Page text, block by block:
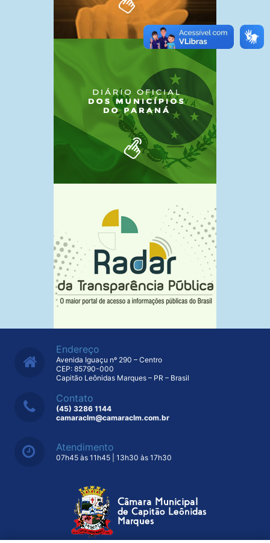
Endereço
Avenida Iguaçu nº 290 – Centro
CEP: 85790-000
Capitão Leônidas Marques – PR – Brasil
Contato
(45) 3286 1144
camaraclm@camaraclm.com.br
Atendimento
07h45 às 11h45 | 13h30 às 17h30